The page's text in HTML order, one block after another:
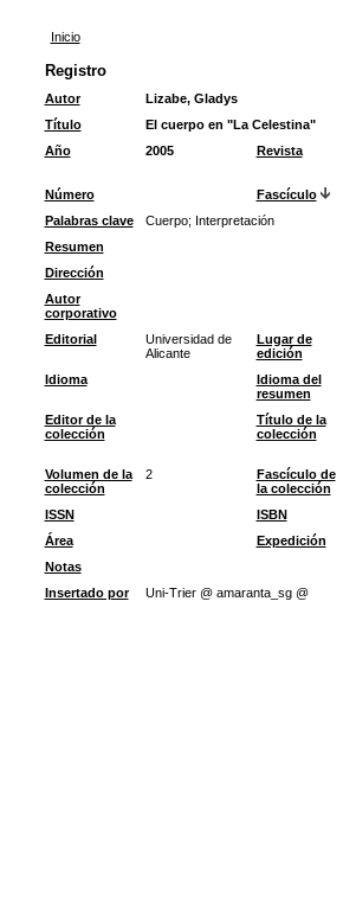
Inicio
Registro
Autor
Lizabe, Gladys
Título
El cuerpo en "La Celestina"
Año
2005 Revista
Número
Fascículo
Palabras clave
Cuerpo; Interpretación
Resumen
Dirección
Autor
corporativo
Editorial
Universidad de
Alicante
Lugar de
edición
Idioma
Idioma del
resumen
Editor de la
colección
Título de la
colección
Volumen de la
colección
2
Fascículo de
la colección
ISSN
ISBN
Área
Expedición
Notas
Insertado por
Uni-Trier @ amaranta_sg @